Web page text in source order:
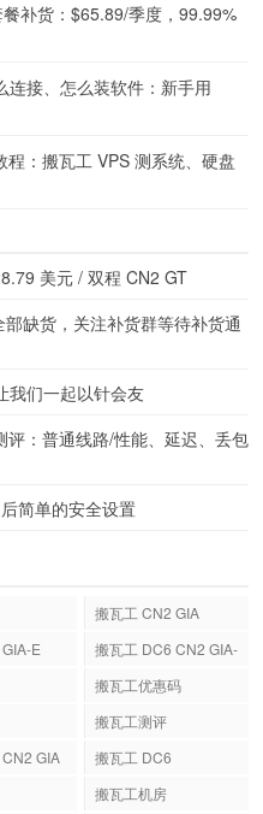
补货：$65.89/季度，99.99%
连接、怎么装软件：新手用
：搬瓦工 VPS 测系统、硬盘
美元 / 双程 CN2 GT
缺货，关注补货群等待补货通
我们一起以针会友
：普通线路/性能、延迟、丢包
简单的安全设置
搬瓦工 CN2 GIA
E
搬瓦工 DC6 CN2 GIA-
搬瓦工优惠码
搬瓦工测评
GIA
搬瓦工 DC6
搬瓦工机房